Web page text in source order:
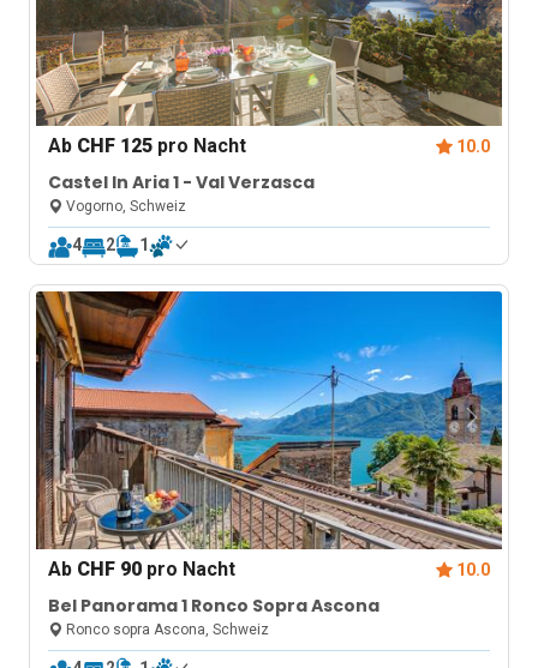
Ab CHF 125 pro Nacht 10.0
Castel In Aria 1 - Val Verzasca
Vogorno, Schweiz
4 2 1
Ab CHF 90 pro Nacht 10.0
Bel Panorama 1 Ronco Sopra Ascona
Ronco sopra Ascona, Schweiz